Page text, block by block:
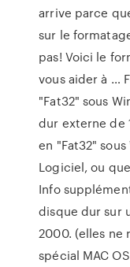
arrive parce
sur le
pas! Voici le
vous aider à …
"Fat32" sous
dur externe de
en "Fat32"
Logiciel, ou
Info
disque dur sur
2000. (elles ne
spécial MAC